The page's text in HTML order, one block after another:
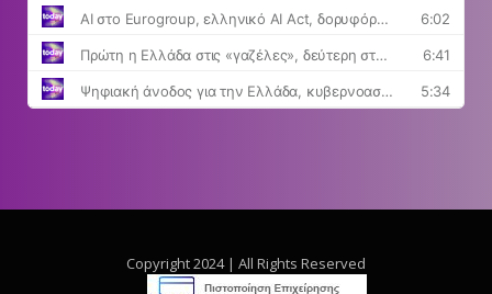
Copyright 2024 | All Rights Reserved